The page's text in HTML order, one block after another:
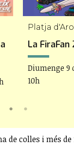
Platja d'Aro
La FiraFan
Diumenge 9
10h
colles i més